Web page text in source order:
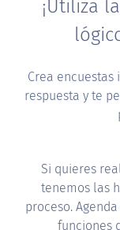
¡Utiliza
Crea
respuesta y te
Si quieres
tenemos las
proceso.
funciones